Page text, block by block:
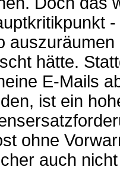
hätte.
E-Mails
ist ein
ohne
auch